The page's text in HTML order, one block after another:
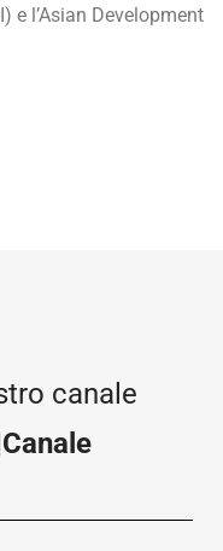
e l’Asian Development
canale